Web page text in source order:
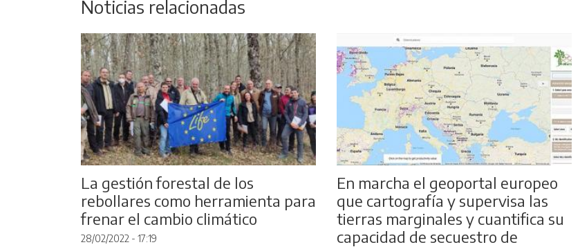
Noticias relacionadas
La gestión forestal de los
rebollares como herramienta para
frenar el cambio climático
28/02/2022 - 17:19
En marcha el geoportal europeo
que cartografía y supervisa las
tierras marginales y cuantifica su
capacidad de secuestro de